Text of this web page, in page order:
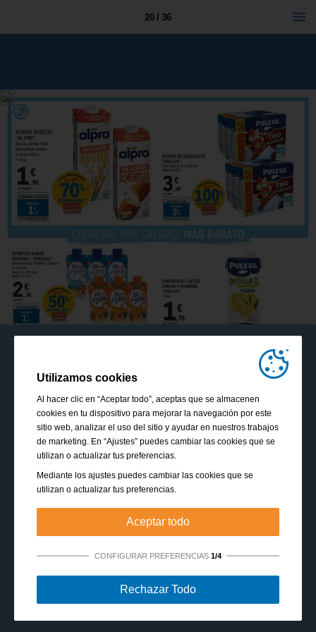
20 / 36
VOLVER A WWW-E-LECLERC.ES
Utilizamos cookies
Al hacer clic en “Aceptar todo”, aceptas que se almacenen
cookies en tu dispositivo para mejorar la navegación por este
sitio web, analizar el uso del sitio y ayudar en nuestros trabajos
de marketing. En “Ajustes” puedes cambiar las cookies que se
utilizan o actualizar tus preferencias.
Mediante los ajustes puedes cambiar las cookies que se
utilizan o actualizar tus preferencias.
Aceptar todo
CONFIGURAR PREFERENCIAS 1/4
Estrictamente necesarias:
Estas cookies son esenciales
Rechazar Todo